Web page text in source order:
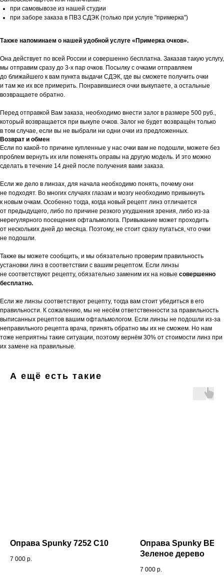
при самовывозе из нашей студии
при заборе заказа в ПВЗ СДЭК (только при услуге "примерка")
Также напоминаем о нашей удобной услуге «Примерка очков».
Она действует по всей России и совершенно бесплатна. Заказав такую услугу,
мы отправим сразу до 3-х пар очков. Посылку с очками отправляем
до ближайшего к вам пункта выдачи СДЭК, где вы сможете получить очки
и там же их все примерить. Понравившиеся очки выкупаете, а остальные
возвращаете обратно.
Перед отправкой Вам заказа, необходимо внести залог в размере 500 руб.,
который возвращается при выкупе очков. Залог не будет возвращён только
в том случае, если вы не выбрали ни одни очки из предложенных.
Возврат и обмен
Если по какой-то причине купленные у нас очки вам не подошли, можете без
проблем вернуть их или поменять оправы на другую модель. И это можно
сделать в течение 14 дней после получения вами заказа.
Если же дело в линзах, для начала необходимо понять, почему они
не подходят. Во многих случаях глазам и мозгу необходимо привыкнуть
к новым очкам. Особенно тогда, когда новый рецепт линз отличается
от предыдущего, либо по причине резкого ухудшения зрения, либо из-за
нерегулярного посещения офтальмолога. Привыкание может проходить
от нескольких дней до месяца. Поэтому, не стоит сразу пугаться, что очки
не подошли.
Также вы можете сообщить, и мы обязательно проверим правильность
установки линз в соответствии с вашим рецептом. Если линзы
не соответствуют рецепту, обязательно заменим их на новые совершенно
бесплатно.
Если же линзы соответствуют рецепту, тогда вам стоит убедиться в его
правильности. К сожалению, мы не несём ответственности за правильность
выписанных рецептов вашим офтальмологом. Если линзы не подошли из-за
неправильного рецепта врача, принять обратно мы их не сможем. Но нам
тоже неприятны такие ситуации, поэтому вернём 30% от стоимости линз при
их замене на правильные.
А ещё есть такие
Оправа Spunky 7252 C10
7 000 р.
Оправа Spunky
Зеленое дерево
7 000 р.